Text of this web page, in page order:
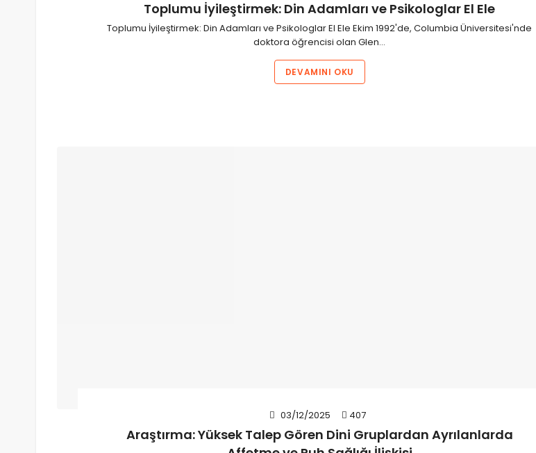
Toplumu İyileştirmek: Din Adamları ve Psikologlar El Ele
Toplumu İyileştirmek: Din Adamları ve Psikologlar El Ele Ekim 1992'de, Columbia Üniversitesi'nde
doktora öğrencisi olan Glen…
DEVAMINI OKU
03/12/2025 407
Araştırma: Yüksek Talep Gören Dini Gruplardan Ayrılanlarda